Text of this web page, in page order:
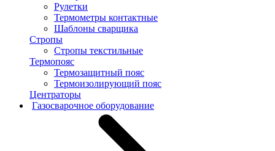
Рулетки
Термометры контактные
Шаблоны сварщика
Стропы
Стропы текстильные
Термопояс
Термозащитный пояс
Термоизолирующий пояс
Центраторы
Газосварочное оборудование